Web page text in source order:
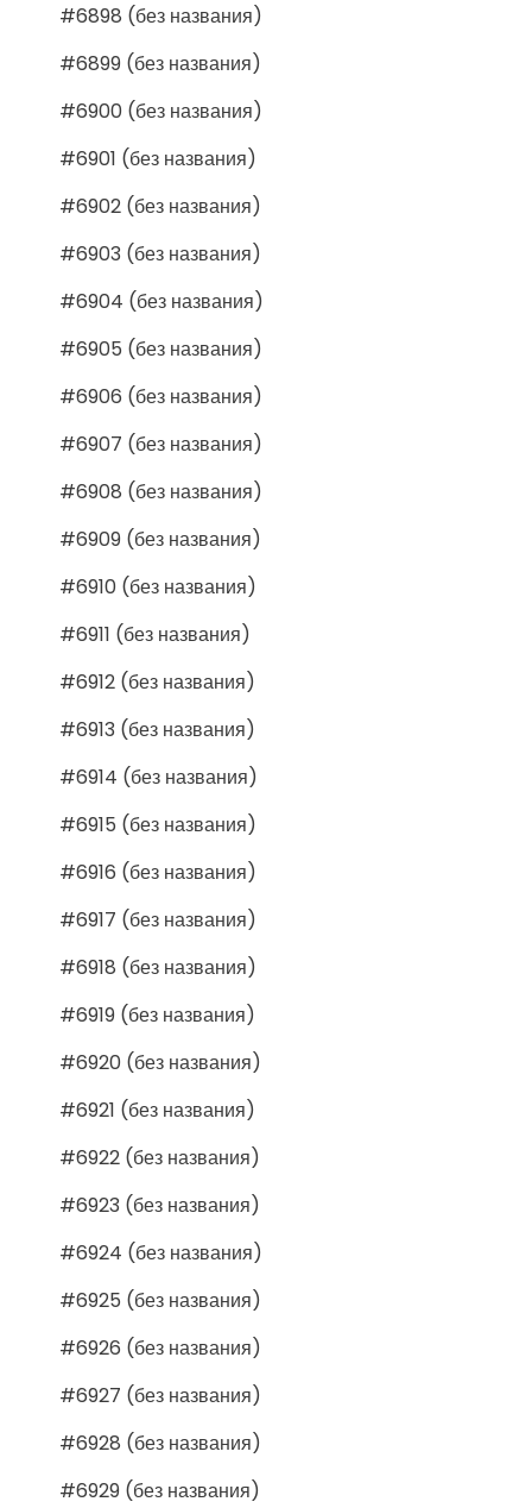
#6898 (без названия)
#6899 (без названия)
#6900 (без названия)
#6901 (без названия)
#6902 (без названия)
#6903 (без названия)
#6904 (без названия)
#6905 (без названия)
#6906 (без названия)
#6907 (без названия)
#6908 (без названия)
#6909 (без названия)
#6910 (без названия)
#6911 (без названия)
#6912 (без названия)
#6913 (без названия)
#6914 (без названия)
#6915 (без названия)
#6916 (без названия)
#6917 (без названия)
#6918 (без названия)
#6919 (без названия)
#6920 (без названия)
#6921 (без названия)
#6922 (без названия)
#6923 (без названия)
#6924 (без названия)
#6925 (без названия)
#6926 (без названия)
#6927 (без названия)
#6928 (без названия)
#6929 (без названия)